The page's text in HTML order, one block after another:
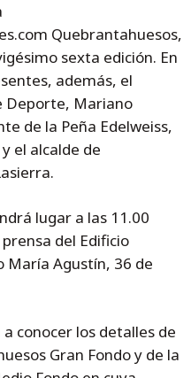
Quebrantahuesos,
sexta edición. En
además, el
Deporte, Mariano
de la Peña Edelweiss,
el alcalde de
lugar a las 11.00
del Edificio
María Agustín, 36 de
conocer los detalles de
Gran Fondo y de la